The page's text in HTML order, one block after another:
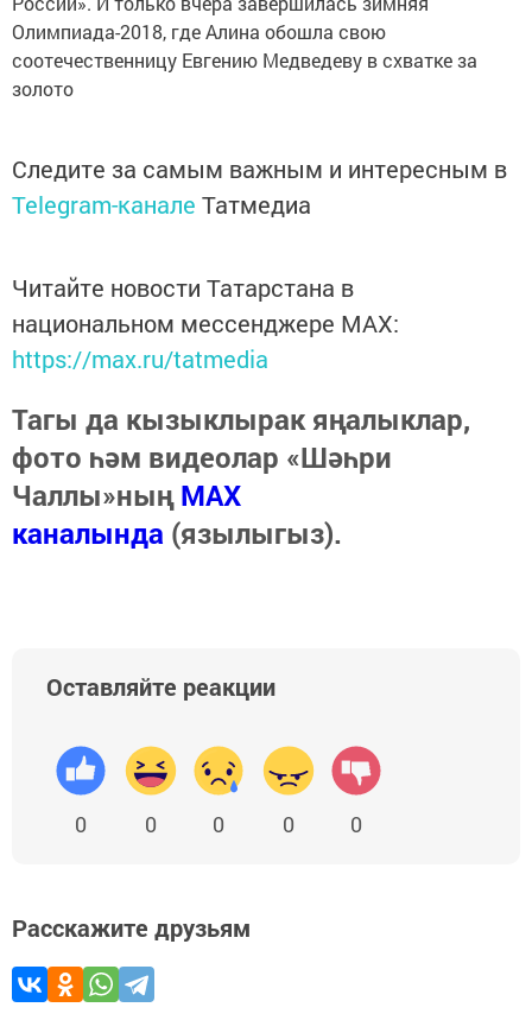
Олимпиада-2018, где Алина обошла свою
соотечественницу Евгению Медведеву в схватке за
золото
Следите за самым важным и интересным в
Telegram-канале Татмедиа
Читайте новости Татарстана в
национальном мессенджере MАХ:
https://max.ru/tatmedia
Тагы да кызыклырак яңалыклар,
фото һәм видеолар «Шәһри
Чаллы»ныңMAX
каналында (язылыгыз).
Оставляйте реакции
0 0 0 0 0
Расскажите друзьям